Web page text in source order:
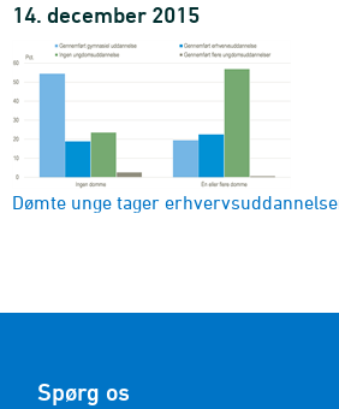
14. december 2015
Dømte unge tager
Spørg os